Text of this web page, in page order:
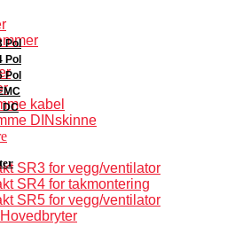
Pol
Pol
Pol
kabel
DINskinne
SR3 for vegg/ventilator
SR4 for takmontering
SR5 for vegg/ventilator